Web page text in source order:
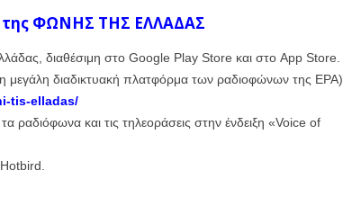
ΦΩΝΗΣ ΤΗΣ ΕΛΛΑΔΑΣ
διαθέσιμη στο Google Play Store και στο App Store.
μεγάλη διαδικτυακή πλατφόρμα των ραδιοφώνων της ΕΡΑ)
tis-elladas/
ραδιόφωνα και τις τηλεοράσεις στην ένδειξη «Voice of